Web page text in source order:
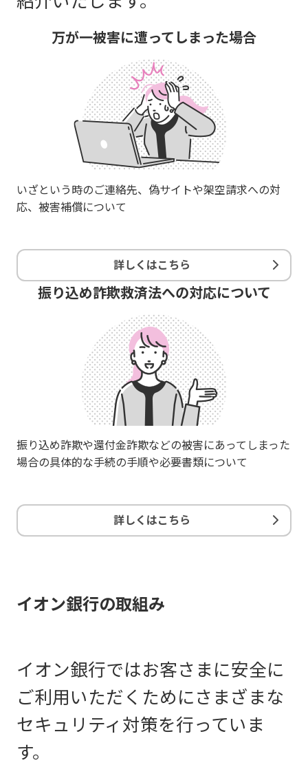
万が一被害に遭ってしまった場合
いざという時のご連絡先、偽サイトや架空請求への対
応、被害補償について
詳しくはこちら
振り込め詐欺救済法への対応について
振り込め詐欺や還付金詐欺などの被害にあってしまった
場合の具体的な手続の手順や必要書類について
詳しくはこちら
イオン銀行の取組み
イオン銀行ではお客さまに安全に
ご利用いただくためにさまざまな
セキュリティ対策を行っていま
す。